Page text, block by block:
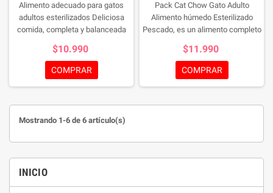
INICIO
Alimento adecuado para gatos
adultos esterilizados Deliciosa
comida, completa y balanceada
$10.990
COMPRAR
Pack Cat Chow Gato Adulto
Alimento húmedo Esterilizado
Pescado, es un alimento completo
formato sobre Con Defense
Hydro®: Equilibrio de nutrientes y
agua. Ayuda a proteger la salud y
saludable. Defense plus, una
fuerte para proteger su estilo de
$11.990
COMPRAR
Mostrando 1-6 de 6 artículo(s)